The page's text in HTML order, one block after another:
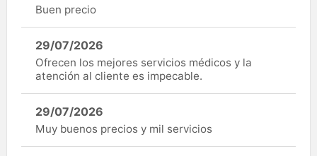
Buen precio
29/07/2026
Ofrecen los mejores servicios médicos y la
atención al cliente es impecable.
29/07/2026
Muy buenos precios y mil servicios